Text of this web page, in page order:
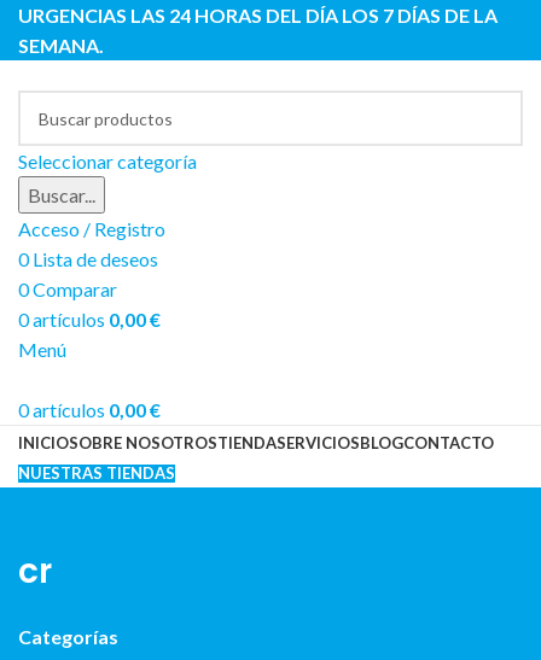
URGENCIAS LAS 24 HORAS DEL DÍA LOS 7 DÍAS DE LA
SEMANA.
Seleccionar categoría
Buscar...
Acceso / Registro
0Lista de deseos
0Comparar
0artículos 0,00€
Menú
0artículos 0,00€
INICIOSOBRE NOSOTROSTIENDASERVICIOSBLOGCONTACTO
NUESTRAS TIENDAS
cr
Categorías